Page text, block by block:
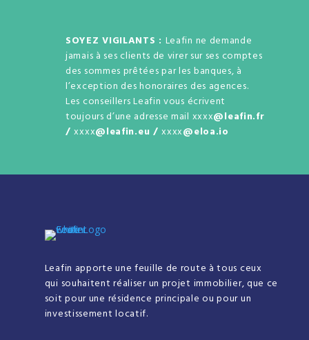
SOYEZ VIGILANTS : Leafin ne demande
jamais à ses clients de virer sur ses comptes
des sommes prêtées par les banques, à
l’exception des honoraires des agences.
Les conseillers Leafin vous écrivent
toujours d’une adresse mail xxxx@leafin.fr
/xxxx@leafin.eu /xxxx@eloa.io
Leafin apporte une feuille de route à tous ceux
qui souhaitent réaliser un projet immobilier, que ce
soit pour une résidence principale ou pour un
investissement locatif.